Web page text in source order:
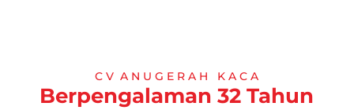
C V A N U G E R A H K A C A
Berpengalaman 32 Tahun